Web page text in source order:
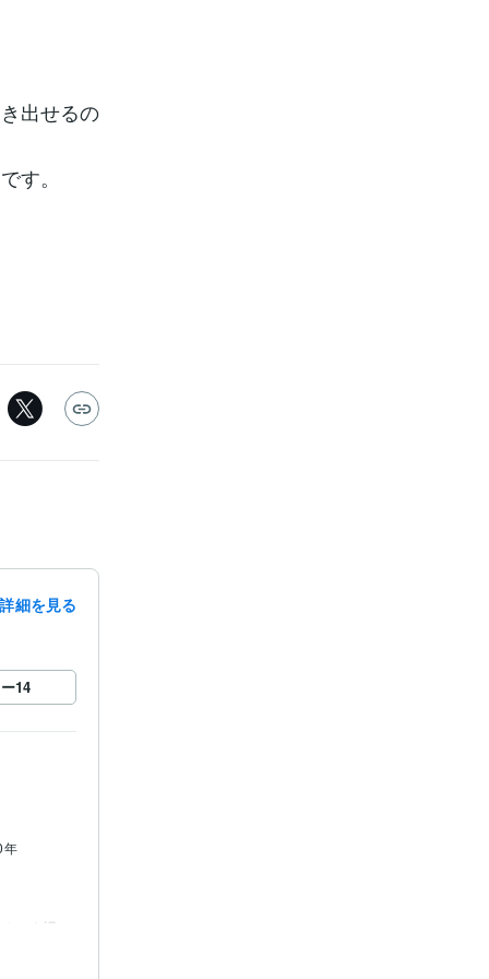
出せるの
す。
細を見る
14
年
ムナ講